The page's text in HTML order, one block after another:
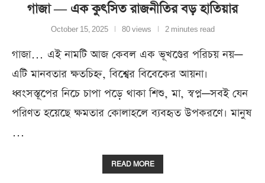
গাজা — এক কুৎসিত রাজনীতির বড় হাতিয়ার
October 15, 2025 80 views 2 minutes read
গাজা… এই নামটি আজ কেবল এক ভূখণ্ডের পরিচয় নয়—
এটি মানবতার ক্ষতচিহ্ন, বিশ্বের বিবেকের আয়না।
ধ্বংসস্তূপের নিচে চাপা পড়ে থাকা শিশু, মা, স্বপ্ন—সবই যেন
পরিণত হয়েছে ক্ষমতার কোলাহলে ব্যবহৃত উপকরণে। মানুষ
…
READ MORE